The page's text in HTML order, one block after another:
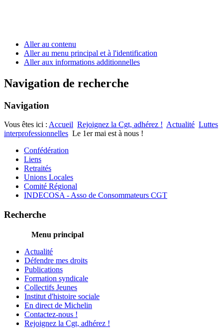
Aller au contenu
Aller au menu principal et à l'identification
Aller aux informations additionnelles
Navigation de recherche
Navigation
Vous êtes ici : Accueil Rejoignez la Cgt, adhérez ! Actualité Luttes
interprofessionnelles Le 1er mai est à nous !
Confédération
Liens
Retraités
Unions Locales
Comité Régional
INDECOSA - Asso de Consommateurs CGT
Recherche
Menu principal
Actualité
Défendre mes droits
Publications
Formation syndicale
Collectifs Jeunes
Institut d'histoire sociale
En direct de Michelin
Contactez-nous !
Rejoignez la Cgt, adhérez !